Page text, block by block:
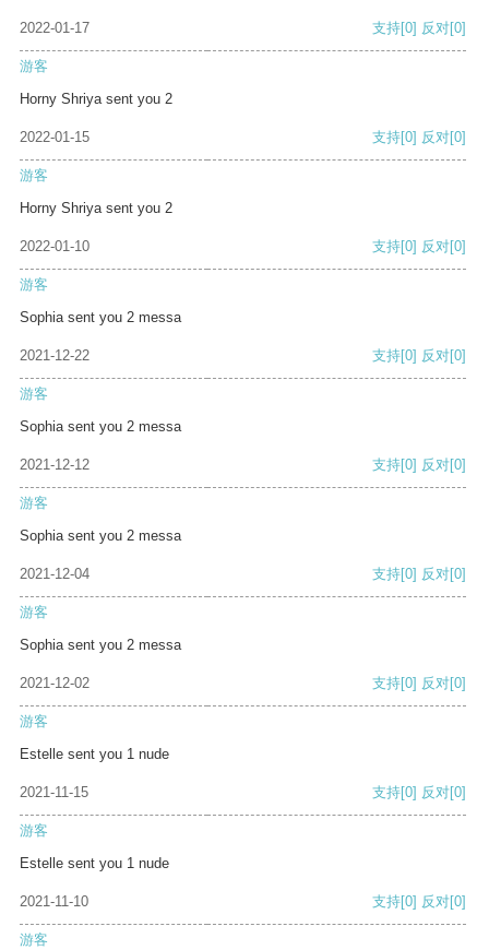
2022-01-17 支持[0] 反对[0]
游客
Horny Shriya sent you 2
2022-01-15 支持[0] 反对[0]
游客
Horny Shriya sent you 2
2022-01-10 支持[0] 反对[0]
游客
Sophia sent you 2 messa
2021-12-22 支持[0] 反对[0]
游客
Sophia sent you 2 messa
2021-12-12 支持[0] 反对[0]
游客
Sophia sent you 2 messa
2021-12-04 支持[0] 反对[0]
游客
Sophia sent you 2 messa
2021-12-02 支持[0] 反对[0]
游客
Estelle sent you 1 nude
2021-11-15 支持[0] 反对[0]
游客
Estelle sent you 1 nude
2021-11-10 支持[0] 反对[0]
游客